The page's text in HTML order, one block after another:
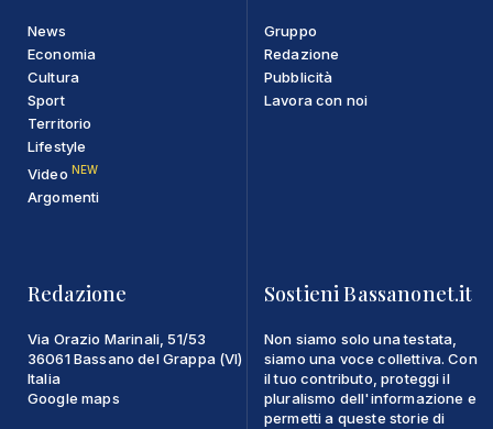
News
Economia
Cultura
Sport
Territorio
Lifestyle
Video NEW
Argomenti
Gruppo
Redazione
Pubblicità
Lavora con noi
Redazione
Via Orazio Marinali, 51/53
36061 Bassano del Grappa (VI)
Italia
Google maps
Sostieni Bassanonet.it
Non siamo solo una testata,
siamo una voce collettiva. Con
il tuo contributo, proteggi il
pluralismo dell'informazione e
permetti a queste storie di